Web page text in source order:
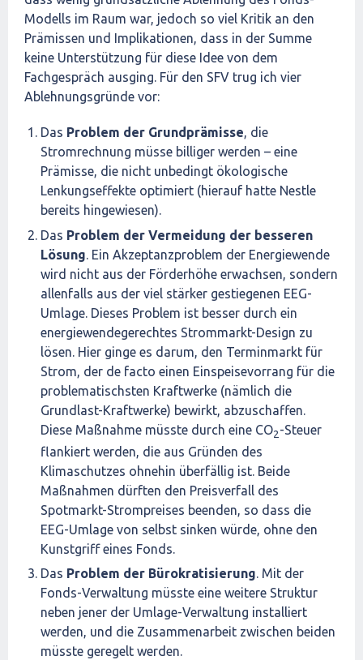
Modells im Raum war, jedoch so viel Kritik an den
Prämissen und Implikationen, dass in der Summe
keine Unterstützung für diese Idee von dem
Fachgespräch ausging. Für den SFV trug ich vier
Ablehnungsgründe vor:
Das Problem der Grundprämisse, die
Stromrechnung müsse billiger werden – eine
Prämisse, die nicht unbedingt ökologische
Lenkungseffekte optimiert (hierauf hatte Nestle
bereits hingewiesen).
Das Problem der Vermeidung der besseren
Lösung . Ein Akzeptanzproblem der Energiewende
wird nicht aus der Förderhöhe erwachsen, sondern
allenfalls aus der viel stärker gestiegenen EEG-
Umlage. Dieses Problem ist besser durch ein
energiewendegerechtes Strommarkt-Design zu
lösen. Hier ginge es darum, den Terminmarkt für
Strom, der de facto einen Einspeisevorrang für die
problematischsten Kraftwerke (nämlich die
Grundlast-Kraftwerke) bewirkt, abzuschaffen.
Diese Maßnahme müsste durch eine CO2 -Steuer
flankiert werden, die aus Gründen des
Klimaschutzes ohnehin überfällig ist. Beide
Maßnahmen dürften den Preisverfall des
Spotmarkt-Strompreises beenden, so dass die
EEG-Umlage von selbst sinken würde, ohne den
Kunstgriff eines Fonds.
Das Problem der Bürokratisierung. Mit der
Fonds-Verwaltung müsste eine weitere Struktur
neben jener der Umlage-Verwaltung installiert
werden, und die Zusammenarbeit zwischen beiden
müsste geregelt werden.